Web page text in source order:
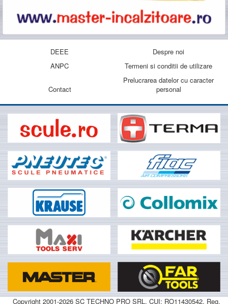
DEEE
Despre noi
ANPC
Termeni si conditii de utilizare
Contact
Prelucrarea datelor cu caracter
personal
Copyright 2001-2026 SC TECHNO PRO SRL, CUI: RO11430542, Reg.